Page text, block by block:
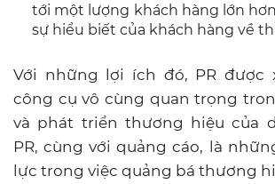
tới một lượng khách hàng lớn
sự hiểu biết của khách hàng về
Với những lợi ích đó, PR được
công cụ vô cùng quan trọng
và phát triển thương hiệu của
PR, cùng với quảng cáo, là
lực trong việc quảng bá thương